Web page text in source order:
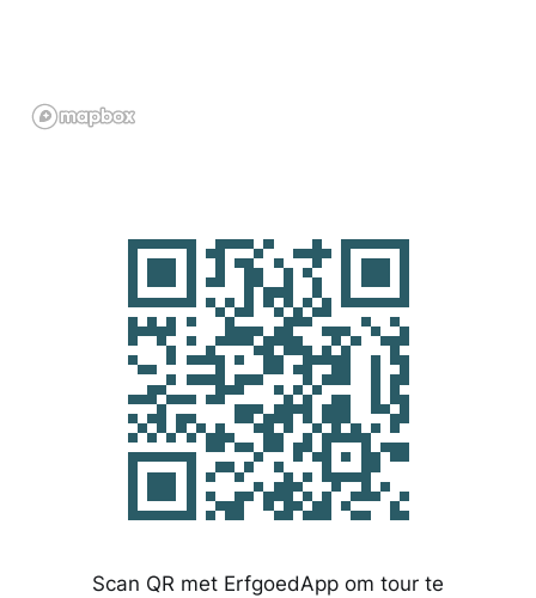
Scan QR met ErfgoedApp om tour te